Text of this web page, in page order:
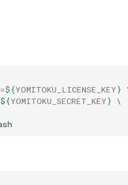
=${YOMITOKU_LICENSE_KEY}
${YOMITOKU_SECRET_KEY} \